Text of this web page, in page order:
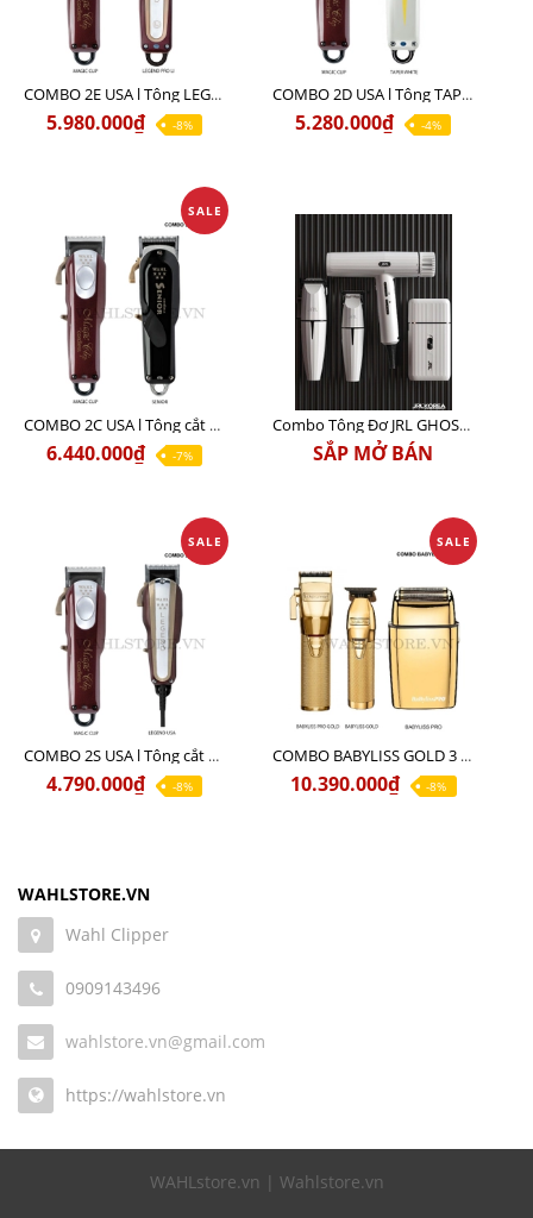
COMBO 2E USA l Tông LEGEND PRO LI + Tông MAGIC CLIP
5.980.000₫ -8%
COMBO 2D USA l Tông TAPER WHITE + Tông MAGIC CLIP
5.280.000₫ -4%
SALE
COMBO 2C USA l Tông cắt Senior + Tông cắt Magic clip
6.440.000₫ -7%
Combo Tông Đơ JRL GHOST 3 Limited Edition Chính Hãng USA
SẮP MỞ BÁN
SALE
COMBO 2S USA l Tông cắt LEGEND USA CÓ DÂY 220V + Tông pin MAGIC CLIP
4.790.000₫ -8%
SALE
COMBO BABYLISS GOLD 3 cao cấp chính hãng
10.390.000₫ -8%
WAHLSTORE.VN
Wahl Clipper
0909143496
wahlstore.vn@gmail.com
https://wahlstore.vn
WAHLstore.vn | Wahlstore.vn